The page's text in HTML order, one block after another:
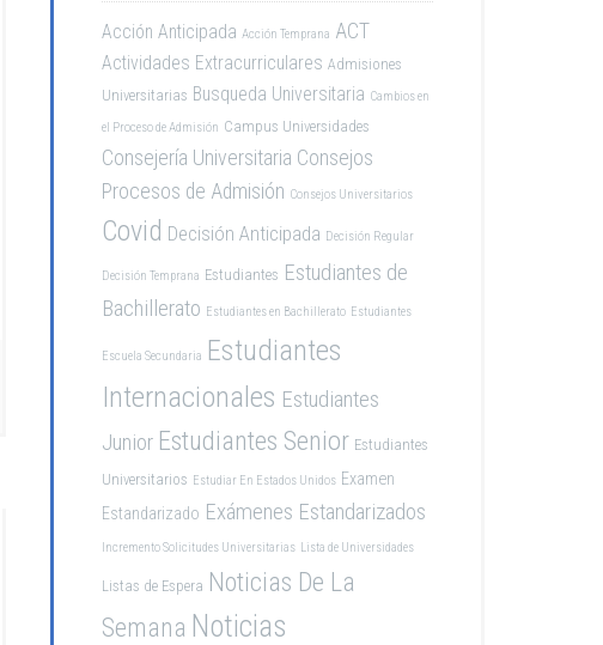
Acción Anticipada Acción Temprana ACT
Actividades Extracurriculares Admisiones
Universitarias Busqueda Universitaria Cambios en
el Proceso de Admisión Campus Universidades
Consejería Universitaria Consejos
Procesos de Admisión Consejos Universitarios
Covid Decisión Anticipada Decisión Regular
Decisión Temprana Estudiantes Estudiantes de
Bachillerato Estudiantes en Bachillerato Estudiantes
Escuela Secundaria Estudiantes
Internacionales Estudiantes
Junior Estudiantes Senior Estudiantes
Universitarios Estudiar En Estados Unidos Examen
Estandarizado Exámenes Estandarizados
Incremento Solicitudes Universitarias Lista de Universidades
Listas de Espera Noticias De La
Semana Noticias